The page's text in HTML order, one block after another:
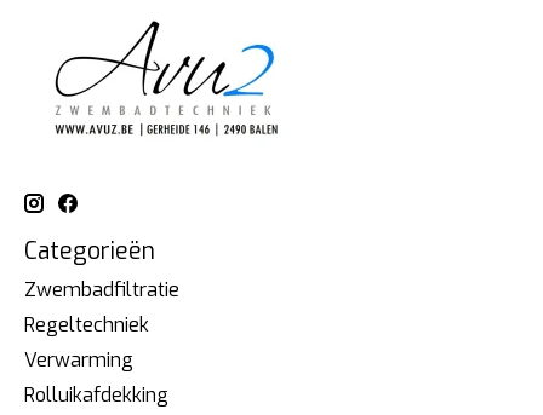
Categorieën
Zwembadfiltratie
Regeltechniek
Verwarming
Rolluikafdekking